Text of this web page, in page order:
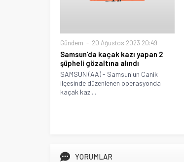
Gündem 20 Ağustos 2023 20:49
Samsun’da kaçak kazı yapan 2
şüpheli gözaltına alındı
SAMSUN (AA) - Samsun'un Canik
ilçesinde düzenlenen operasyonda
kaçak kazı...
YORUMLAR